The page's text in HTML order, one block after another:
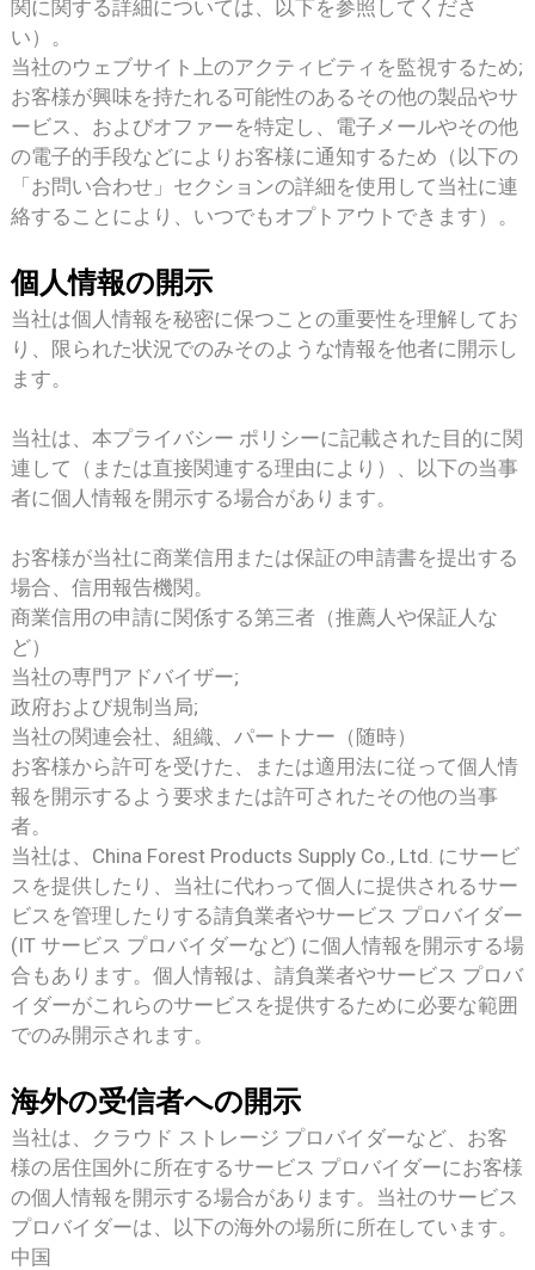
関に関する詳細については、以下を参照してくださ
い）。
当社のウェブサイト上のアクティビティを監視するため;
お客様が興味を持たれる可能性のあるその他の製品やサ
ービス、およびオファーを特定し、電子メールやその他
の電子的手段などによりお客様に通知するため（以下の
「お問い合わせ」セクションの詳細を使用して当社に連
絡することにより、いつでもオプトアウトできます）。
個人情報の開示
当社は個人情報を秘密に保つことの重要性を理解してお
り、限られた状況でのみそのような情報を他者に開示し
ます。
当社は、本プライバシー ポリシーに記載された目的に関
連して（または直接関連する理由により）、以下の当事
者に個人情報を開示する場合があります。
お客様が当社に商業信用または保証の申請書を提出する
場合、信用報告機関。
商業信用の申請に関係する第三者（推薦人や保証人な
ど）
当社の専門アドバイザー;
政府および規制当局;
当社の関連会社、組織、パートナー（随時）
お客様から許可を受けた、または適用法に従って個人情
報を開示するよう要求または許可されたその他の当事
者。
当社は、China Forest Products Supply Co., Ltd. にサービ
スを提供したり、当社に代わって個人に提供されるサー
ビスを管理したりする請負業者やサービス プロバイダー
(IT サービス プロバイダーなど) に個人情報を開示する場
合もあります。個人情報は、請負業者やサービス プロバ
イダーがこれらのサービスを提供するために必要な範囲
でのみ開示されます。
海外の受信者への開示
当社は、クラウド ストレージ プロバイダーなど、お客
様の居住国外に所在するサービス プロバイダーにお客様
の個人情報を開示する場合があります。当社のサービス
プロバイダーは、以下の海外の場所に所在しています。
中国